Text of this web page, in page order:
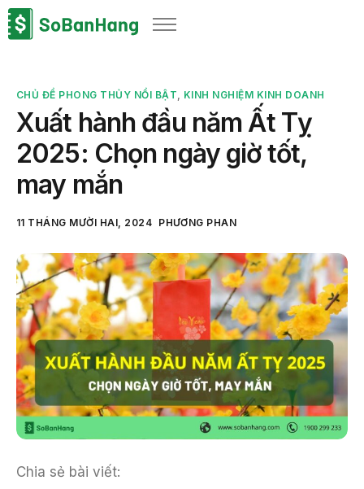
Sản phẩm
Bảng giá
Blog
Thông tin thuế
Về chúng tôi
CHỦ ĐỀ PHONG THỦY NỔI BẬT, KINH NGHIỆM KINH DOANH
Xuất hành đầu năm Ất Tỵ
2025: Chọn ngày giờ tốt,
may mắn
11 THÁNG MƯỜI HAI, 2024 PHƯƠNG PHAN
Chia sẻ bài viết: